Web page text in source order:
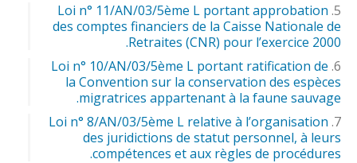
Loi n° 11/AN/03/5ème L portant approbation
des comptes financiers de la Caisse Nationale de
Retraites (CNR) pour l’exercice 2000.
Loi n° 10/AN/03/5ème L portant ratification de
la Convention sur la conservation des espèces
migratrices appartenant à la faune sauvage.
Loi n° 8/AN/03/5ème L relative à l’organisation
des juridictions de statut personnel, à leurs
compétences et aux règles de procédures.